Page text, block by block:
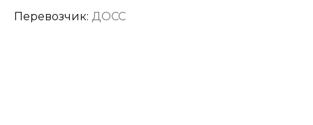
Перевозчик: ДОСС